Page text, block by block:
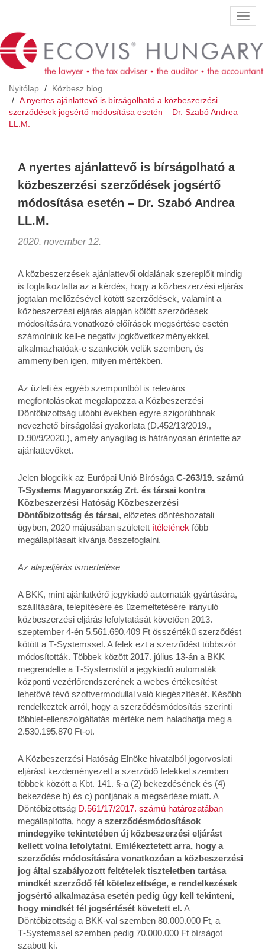
Nyitólap
Közbesz blog
A nyertes ajánlattevő is bírságolható a közbeszerzési
szerződések jogsértő módosítása esetén – Dr. Szabó Andrea
LL.M.
A nyertes ajánlattevő is bírságolható a
közbeszerzési szerződések jogsértő
módosítása esetén – Dr. Szabó Andrea
LL.M.
2020. november 12.
A közbeszerzések ajánlattevői oldalának szereplőit mindig
is foglalkoztatta az a kérdés, hogy a közbeszerzési eljárás
jogtalan mellőzésével kötött szerződések, valamint a
közbeszerzési eljárás alapján kötött szerződések
módosítására vonatkozó előírások megsértése esetén
számolniuk kell-e negatív jogkövetkezményekkel,
alkalmazhatóak-e szankciók velük szemben, és
ammenyiben igen, milyen mértékben.
Az üzleti és egyéb szempontból is releváns
megfontolásokat megalapozza a Közbeszerzési
Döntőbizottság utóbbi években egyre szigorúbbnak
nevezhető bírságolási gyakorlata (D.452/13/2019.,
D.90/9/2020.), amely anyagilag is hátrányosan érintette az
ajánlattevőket.
Jelen blogcikk az Európai Unió Bírósága C-263/19. számú
T-Systems Magyarország Zrt. és társai kontra
Közbeszerzési Hatóság Közbeszerzési
Döntőbizottság és társai, előzetes döntéshozatali
ügyben, 2020 májusában született ítéletének főbb
megállapításait kívánja összefoglalni.
Az alapeljárás ismertetése
A BKK, mint ajánlatkérő jegykiadó automaták gyártására,
szállítására, telepítésére és üzemeltetésére irányuló
közbeszerzési eljárás lefolytatását követően 2013.
szeptember 4‑én 5.561.690.409 Ft összértékű szerződést
kötött a T‑Systemssel. A felek ezt a szerződést többször
módosították. Többek között 2017. július 13‑án a BKK
megrendelte a T‑Systemstől a jegykiadó automaták
központi vezérlőrendszerének a webes értékesítést
lehetővé tévő szoftvermodullal való kiegészítését. Később
rendelkeztek arról, hogy a szerződésmódosítás szerinti
többlet‑ellenszolgáltatás mértéke nem haladhatja meg a
2.530.195.870 Ft‑ot.
A Közbeszerzési Hatóság Elnöke hivatalból jogorvoslati
eljárást kezdeményezett a szerződő felekkel szemben
többek között a Kbt. 141. §‑a (2) bekezdésének és (4)
bekezdése b) és c) pontjának a megsértése miatt. A
Döntőbizottság D.561/17/2017. számú határozatában
megállapította, hogy a szerződésmódosítások
mindegyike tekintetében új közbeszerzési eljárást
kellett volna lefolytatni. Emlékeztetett arra, hogy a
szerződés módosítására vonatkozóan a közbeszerzési
jog által szabályozott feltételek tiszteletben tartása
mindkét szerződő fél kötelezettsége, e rendelkezések
jogsértő alkalmazása esetén pedig úgy kell tekinteni,
hogy mindkét fél jogsértését követett el.A
Döntőbizottság a BKK‑val szemben 80.000.000 Ft, a
T‑Systemssel szemben pedig 70.000.000 Ft bírságot
szabott ki.